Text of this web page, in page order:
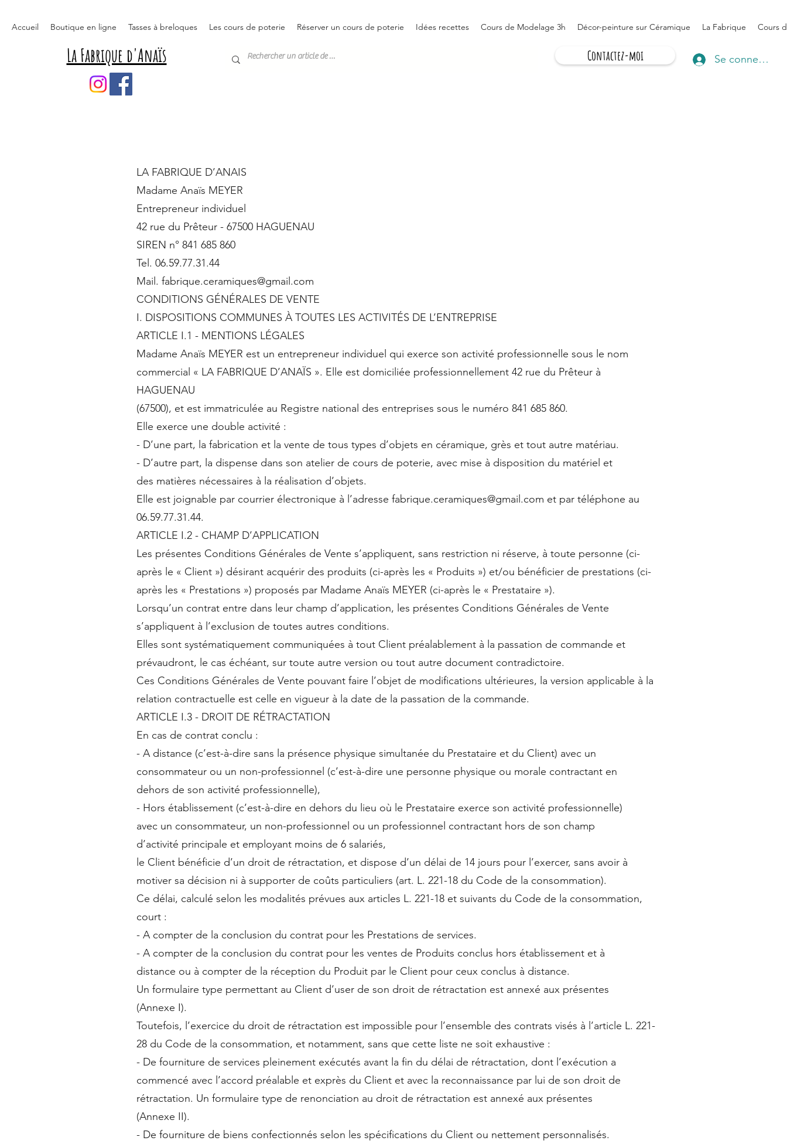
Accueil Boutique en ligne Tasses à breloques Les cours de poterie Réserver un cours de poterie Idées recettes Cours de Modelage 3h Décor-peinture sur Céramique La Fabrique Cours
La Fabrique d'Anaïs Contactez-moi Se connecter
LA FABRIQUE D’ANAIS
Madame Anaïs MEYER
Entrepreneur individuel
42 rue du Prêteur - 67500 HAGUENAU
SIREN n° 841 685 860
Tel. 06.59.77.31.44
Mail. fabrique.ceramiques@gmail.com
CONDITIONS GÉNÉRALES DE VENTE
I. DISPOSITIONS COMMUNES À TOUTES LES ACTIVITÉS DE L’ENTREPRISE
ARTICLE I.1 - MENTIONS LÉGALES
Madame Anaïs MEYER est un entrepreneur individuel qui exerce son activité professionnelle sous le nom
commercial « LA FABRIQUE D’ANAÏS ». Elle est domiciliée professionnellement 42 rue du Prêteur à
HAGUENAU
(67500), et est immatriculée au Registre national des entreprises sous le numéro 841 685 860.
Elle exerce une double activité :
- D’une part, la fabrication et la vente de tous types d’objets en céramique, grès et tout autre matériau.
- D’autre part, la dispense dans son atelier de cours de poterie, avec mise à disposition du matériel et
des matières nécessaires à la réalisation d’objets.
Elle est joignable par courrier électronique à l’adresse fabrique.ceramiques@gmail.com et par téléphone au
06.59.77.31.44.
ARTICLE I.2 - CHAMP D’APPLICATION
Les présentes Conditions Générales de Vente s’appliquent, sans restriction ni réserve, à toute personne (ci-
après le « Client ») désirant acquérir des produits (ci-après les « Produits ») et/ou bénéficier de prestations (ci-
après les « Prestations ») proposés par Madame Anaïs MEYER (ci-après le « Prestataire »).
Lorsqu’un contrat entre dans leur champ d’application, les présentes Conditions Générales de Vente
s’appliquent à l’exclusion de toutes autres conditions.
Elles sont systématiquement communiquées à tout Client préalablement à la passation de commande et
prévaudront, le cas échéant, sur toute autre version ou tout autre document contradictoire.
Ces Conditions Générales de Vente pouvant faire l’objet de modifications ultérieures, la version applicable à la
relation contractuelle est celle en vigueur à la date de la passation de la commande.
ARTICLE I.3 - DROIT DE RÉTRACTATION
En cas de contrat conclu :
- A distance (c’est-à-dire sans la présence physique simultanée du Prestataire et du Client) avec un
consommateur ou un non-professionnel (c’est-à-dire une personne physique ou morale contractant en
dehors de son activité professionnelle),
- Hors établissement (c’est-à-dire en dehors du lieu où le Prestataire exerce son activité professionnelle)
avec un consommateur, un non-professionnel ou un professionnel contractant hors de son champ
d’activité principale et employant moins de 6 salariés,
le Client bénéficie d’un droit de rétractation, et dispose d’un délai de 14 jours pour l’exercer, sans avoir à
motiver sa décision ni à supporter de coûts particuliers (art. L. 221-18 du Code de la consommation).
Ce délai, calculé selon les modalités prévues aux articles L. 221-18 et suivants du Code de la consommation,
court :
- A compter de la conclusion du contrat pour les Prestations de services.
- A compter de la conclusion du contrat pour les ventes de Produits conclus hors établissement et à
distance ou à compter de la réception du Produit par le Client pour ceux conclus à distance.
Un formulaire type permettant au Client d’user de son droit de rétractation est annexé aux présentes
(Annexe I).
Toutefois, l’exercice du droit de rétractation est impossible pour l’ensemble des contrats visés à l’article L. 221-
28 du Code de la consommation, et notamment, sans que cette liste ne soit exhaustive :
- De fourniture de services pleinement exécutés avant la fin du délai de rétractation, dont l’exécution a
commencé avec l’accord préalable et exprès du Client et avec la reconnaissance par lui de son droit de
rétractation. Un formulaire type de renonciation au droit de rétractation est annexé aux présentes
(Annexe II).
- De fourniture de biens confectionnés selon les spécifications du Client ou nettement personnalisés.